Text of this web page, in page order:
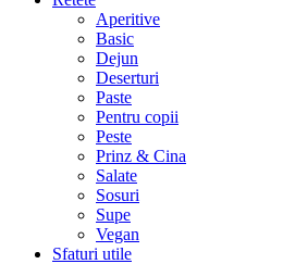
Aperitive
Basic
Dejun
Deserturi
Paste
Pentru copii
Peste
Prinz & Cina
Salate
Sosuri
Supe
Vegan
Sfaturi utile